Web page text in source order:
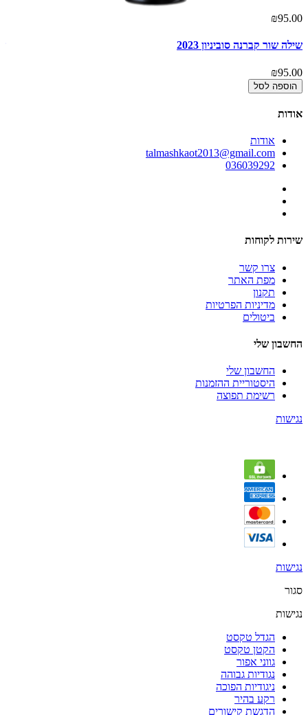
₪95.00
שילה שור קברנה סוביניון 2023
₪95.00
הוספה לסל
אודות
אודות
talmashkaot2013@gmail.com
036039292
שירות לקוחות
צרו קשר
מפת האתר
תקנון
מדיניות הפרטיות
ביטולים
החשבון שלי
החשבון שלי
היסטוריית ההזמנות
רשימת תפוצה
נגישות
נגישות
סגור
נגישות
הגדל טקסט
הקטן טקסט
גווני אפור
נגודיות גבוהה
ניגודיות הפוכה
רקע בהיר
הדגשת קישורים